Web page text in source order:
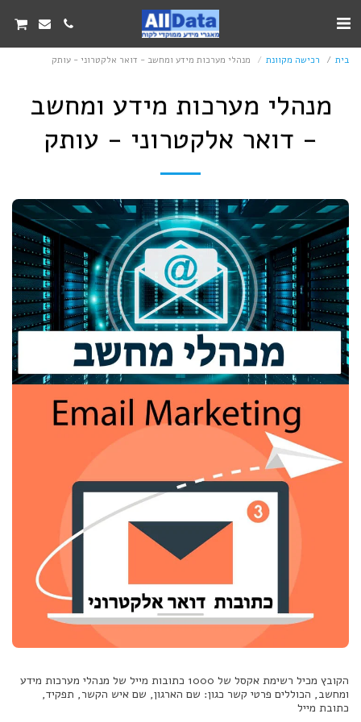
בית רכישה מקוונת מנהלי מערכות מידע ומחשב - דואר אלקטרוני - עותק
מנהלי מערכות מידע ומחשב
- דואר אלקטרוני - עותק
הקובץ מכיל רשימת אקסל של 1000 כתובות מייל של מנהלי מערכות מידע
ומחשב, הכוללים פרטי קשר כגון: שם הארגון, שם איש הקשר, תפקיד,